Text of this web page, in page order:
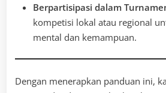
Berpartisipasi dalam
kompetisi lokal atau regional
mental dan kemampuan.
Dengan menerapkan panduan ini,